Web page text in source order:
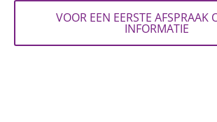
VOOR EEN EERSTE AFSPRAAK
INFORMATIE